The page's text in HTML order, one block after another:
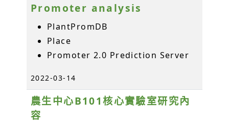
Promoter analysis
PlantPromDB
Place
Promoter 2.0 Prediction Server
2022-03-14
農生中心B101核心實驗室研究內
容